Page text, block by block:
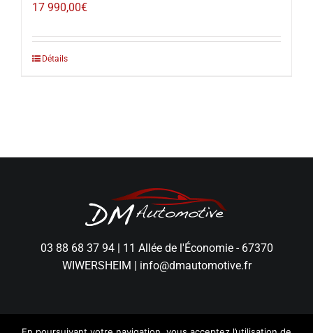
17 990,00€
Détails
03 88 68 37 94| 11 Allée de l'Économie - 67370
WIWERSHEIM
info@dmautomotive.fr